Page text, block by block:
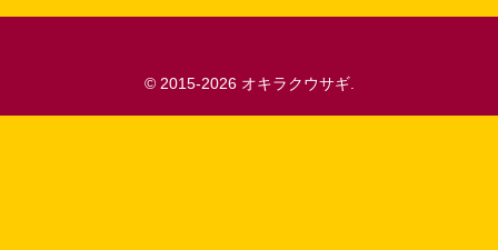
© 2015-2026 オキラクウサギ.